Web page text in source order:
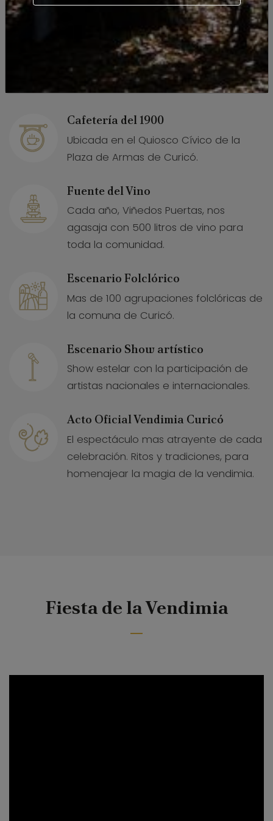
Venta del Vinos.
Precios especiales de un amplio
catálogo de vinos del Valle de Curicó.
Cafetería del 1900
Ubicada en el Quiosco Cívico de la
Plaza de Armas de Curicó.
Fuente del Vino
Cada año, Viñedos Puertas, nos
agasaja con 500 litros de vino para
toda la comunidad.
Escenario Folclórico
Mas de 100 agrupaciones folclóricas de
la comuna de Curicó.
Escenario Show artístico
Show estelar con la participación de
artistas nacionales e internacionales.
Acto Oficial Vendimia Curicó
El espectáculo mas atrayente de cada
celebración. Ritos y tradiciones, para
homenajear la magia de la vendimia.
Fiesta de la Vendimia